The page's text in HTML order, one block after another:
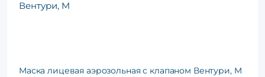
Маска лицевая аэрозольная с клапаном Вентури, M